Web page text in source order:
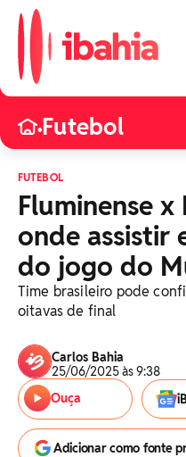
•Futebol
FUTEBOL
Fluminense
onde assistir
do jogo do
Time brasileiro pode
oitavas de final
Carlos Bahia
25/06/2025 às 9:38
Ouça
Adicionar como fonte